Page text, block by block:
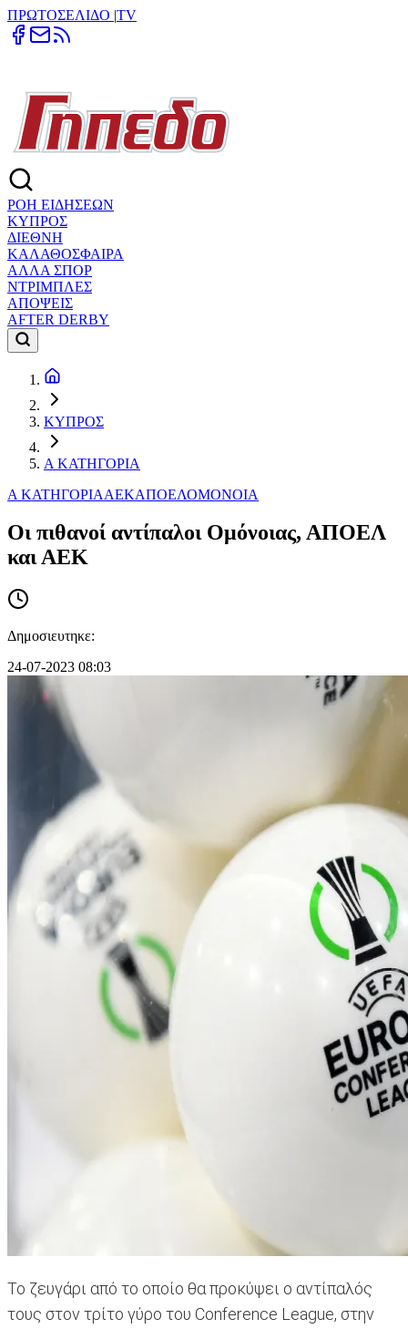
ΠΡΩΤΟΣΕΛΙΔΟ |TV
ΡΟΗ ΕΙΔΗΣΕΩΝ
ΚΥΠΡΟΣ
ΔΙΕΘΝΗ
ΚΑΛΑΘΟΣΦΑΙΡΑ
ΑΛΛΑ ΣΠΟΡ
ΝΤΡΙΜΠΛΕΣ
ΑΠΟΨΕΙΣ
AFTER DERBY
ΚΥΠΡΟΣ
Α ΚΑΤΗΓΟΡΙΑ
Α ΚΑΤΗΓΟΡΙΑΑΕΚΑΠΟΕΛΟΜΟΝΟΙΑ
Οι πιθανοί αντίπαλοι Ομόνοιας, ΑΠΟΕΛ
και ΑΕΚ
Δημοσιευτηκε:
24-07-2023 08:03
Το ζευγάρι από το οποίο θα προκύψει ο αντίπαλός
τους στον τρίτο γύρο του Conference League, στην